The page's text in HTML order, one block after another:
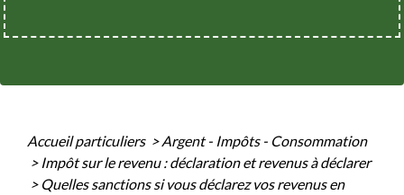
Accueil particuliers > Argent - Impôts - Consommation
> Impôt sur le revenu : déclaration et revenus à déclarer
> Quelles sanctions si vous déclarez vos revenus en